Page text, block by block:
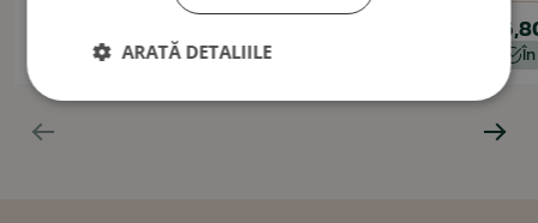
Momentan indisponibil
ARATĂ DETALIILE